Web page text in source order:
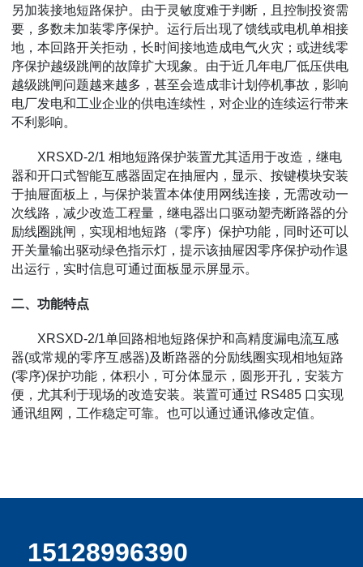
另加装接地短路保护。由于灵敏度难于判断，且控制投资需
要，多数未加装零序保护。运行后出现了馈线或电机单相接
地，本回路开关拒动，长时间接地造成电气火灾；或进线零
序保护越级跳闸的故障扩大现象。由于近几年电厂低压供电
越级跳闸问题越来越多，甚至会造成非计划停机事故，影响
电厂发电和工业企业的供电连续性，对企业的连续运行带来
不利影响。
XRSXD-2/1 相地短路保护装置尤其适用于改造，继电
器和开口式智能互感器固定在抽屉内，显示、按键模块安装
于抽屉面板上，与保护装置本体使用网线连接，无需改动一
次线路，减少改造工程量，继电器出口驱动塑壳断路器的分
励线圈跳闸，实现相地短路（零序）保护功能，同时还可以
开关量输出驱动绿色指示灯，提示该抽屉因零序保护动作退
出运行，实时信息可通过面板显示屏显示。
二、功能特点
XRSXD-2/1单回路相地短路保护和高精度漏电流互感
器(或常规的零序互感器)及断路器的分励线圈实现相地短路
(零序)保护功能，体积小，可分体显示，圆形开孔，安装方
便，尤其利于现场的改造安装。装置可通过 RS485 口实现
通讯组网，工作稳定可靠。也可以通过通讯修改定值。
15128996390